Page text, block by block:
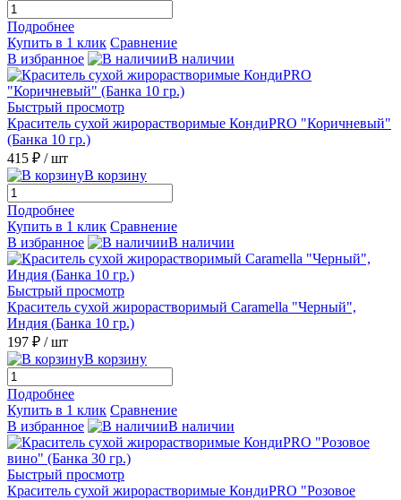
Подробнее
Купить в 1 клик Сравнение
В избранное
В наличии
Быстрый просмотр
Краситель сухой жирорастворимые КондиPRO "Коричневый"
(Банка 10 гр.)
415 ₽ / шт
В корзину
Подробнее
Купить в 1 клик Сравнение
В избранное
В наличии
Быстрый просмотр
Краситель сухой жирорастворимый Caramella "Черный",
Индия (Банка 10 гр.)
197 ₽ / шт
В корзину
Подробнее
Купить в 1 клик Сравнение
В избранное
В наличии
Быстрый просмотр
Краситель сухой жирорастворимые КондиPRO "Розовое